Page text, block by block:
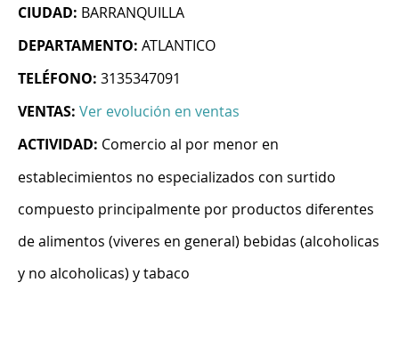
CIUDAD: BARRANQUILLA
DEPARTAMENTO: ATLANTICO
TELÉFONO: 3135347091
VENTAS: Ver evolución en ventas
ACTIVIDAD: Comercio al por menor en
establecimientos no especializados con surtido
compuesto principalmente por productos diferentes
de alimentos (viveres en general) bebidas (alcoholicas
y no alcoholicas) y tabaco